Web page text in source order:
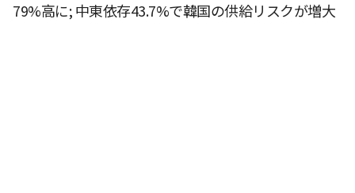
79%高に; 中東依存43.7%で韓国の供給リスクが増大